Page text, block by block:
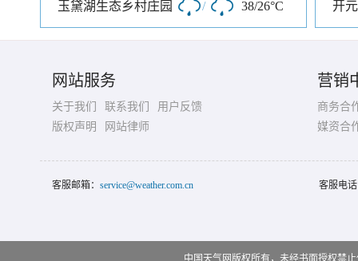
玉黛湖生态乡村庄园 / 38/26°C 开
网站服务
关于我们 联系我们
用户反馈
版权声明
网站律师
营销
商务合
媒资合
客服邮箱： service@weather.com.cn 客服电
中国天气网版权所有，未经书面授权